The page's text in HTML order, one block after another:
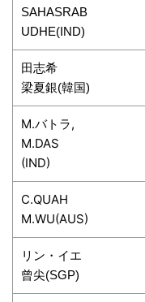
SAHASRAB
UDHE(IND)
田志希
梁夏銀(韓国)
M.バトラ,
M.DAS
(IND)
C.QUAH
M.WU(AUS)
リン・イエ
曾尖(SGP)